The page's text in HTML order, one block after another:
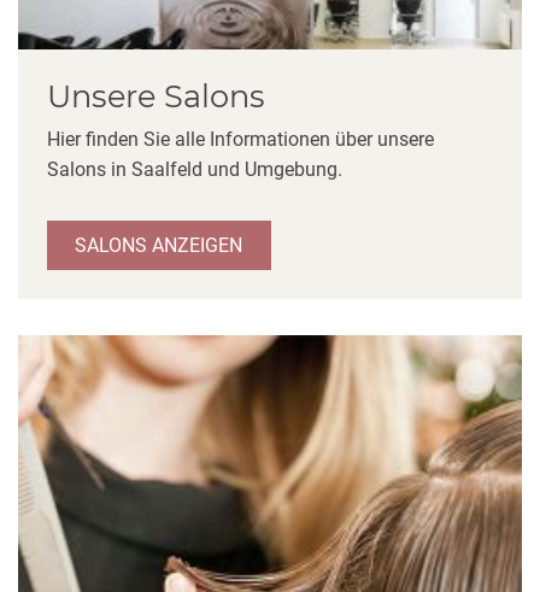
Unsere Salons
Hier finden Sie alle Informationen über unsere
Salons in Saalfeld und Umgebung.
SALONS ANZEIGEN